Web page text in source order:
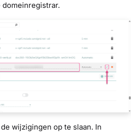
wijzigingen op te slaan. In